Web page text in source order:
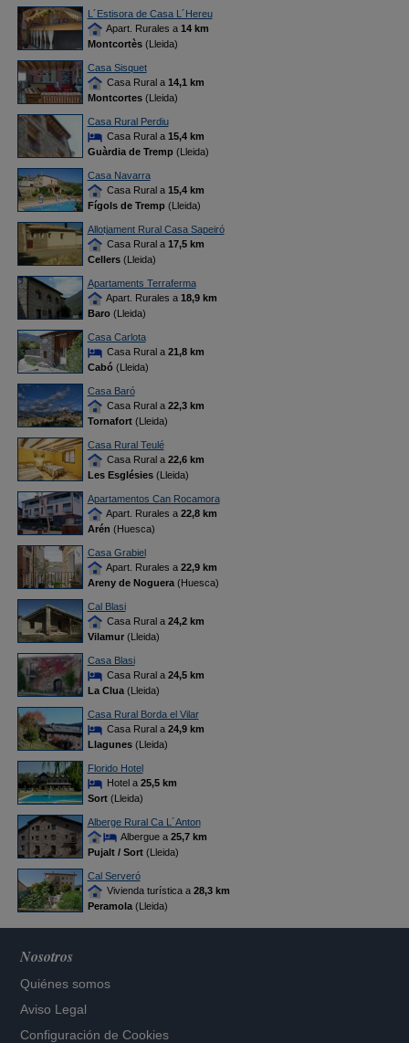
L´Estisora de Casa L´Hereu
Apart. Rurales a 14 km
Montcortès(Lleida)
Casa Sisquet
Casa Rural a 14,1 km
Montcortes(Lleida)
Casa Rural Perdiu
Casa Rural a 15,4 km
Guàrdia de Tremp(Lleida)
Casa Navarra
Casa Rural a 15,4 km
Fígols de Tremp(Lleida)
Allotjament Rural Casa Sapeiró
Casa Rural a 17,5 km
Cellers(Lleida)
Apartaments Terraferma
Apart. Rurales a 18,9 km
Baro(Lleida)
Casa Carlota
Casa Rural a 21,8 km
Cabó(Lleida)
Casa Baró
Casa Rural a 22,3 km
Tornafort(Lleida)
Casa Rural Teulé
Casa Rural a 22,6 km
Les Esglésies(Lleida)
Apartamentos Can Rocamora
Apart. Rurales a 22,8 km
Arén (Huesca)
Casa Grabiel
Apart. Rurales a 22,9 km
Areny de Noguera(Huesca)
Cal Blasi
Casa Rural a 24,2 km
Vilamur(Lleida)
Casa Blasi
Casa Rural a 24,5 km
La Clua(Lleida)
Casa Rural Borda el Vilar
Casa Rural a 24,9 km
Llagunes(Lleida)
Florido Hotel
Hotel a 25,5 km
Sort(Lleida)
Alberge Rural Ca L´Anton
Albergue a 25,7 km
Pujalt / Sort(Lleida)
Cal Serveró
Vivienda turística a 28,3 km
Peramola(Lleida)
Nosotros
Quiénes somos
Aviso Legal
Configuración de Cookies